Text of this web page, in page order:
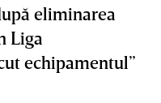
eliminarea
Liga
echipamentul”